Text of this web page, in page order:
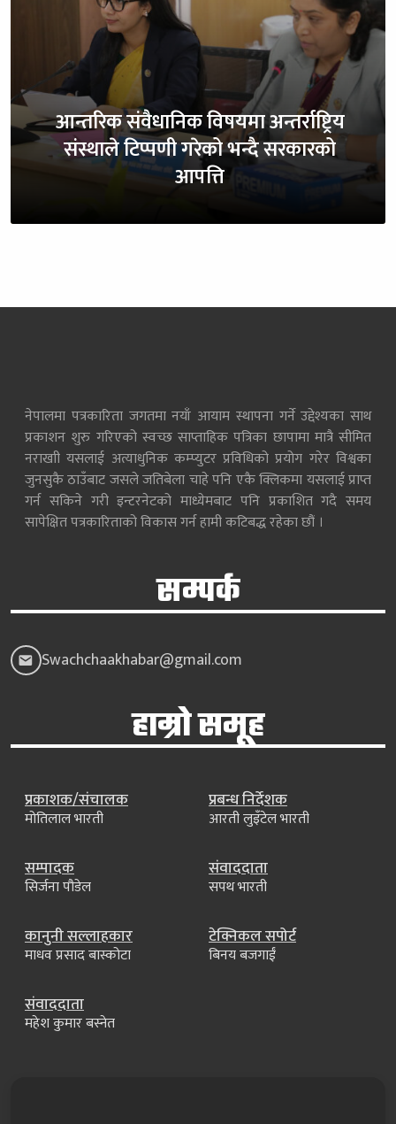
आन्तरिक संवैधानिक विषयमा अन्तर्राष्ट्रिय
संस्थाले टिप्पणी गरेको भन्दै सरकारको
आपत्ति
नेपालमा पत्रकारिता जगतमा नयाँ आयाम स्थापना गर्ने उद्देश्यका साथ
प्रकाशन शुरु गरिएको स्वच्छ साप्ताहिक पत्रिका छापामा मात्रै सीमित
नराखाी यसलाई अत्याधुनिक कम्प्युटर प्रविधिको प्रयोग गरेर विश्वका
जुनसुकै ठाउँबाट जसले जतिबेला चाहे पनि एकै क्लिकमा यसलाई प्राप्त
गर्न सकिने गरी इन्टरनेटको माध्येमबाट पनि प्रकाशित गदै समय
सापेक्षित पत्रकारिताको विकास गर्न हामी कटिबद्ध रहेका छौं ।
सम्पर्क
Swachchaakhabar@gmail.com
हाम्रो समूह
प्रकाशक/संचालक
मोतिलाल भारती
प्रबन्ध निर्देशक
आरती लुइँटेल भारती
सम्पादक
सिर्जना पौडेल
संवाददाता
सपथ भारती
कानुनी सल्लाहकार
माधव प्रसाद बास्कोटा
टेक्निकल सपोर्ट
बिनय बजगाईं
संवाददाता
महेश कुमार बस्नेत